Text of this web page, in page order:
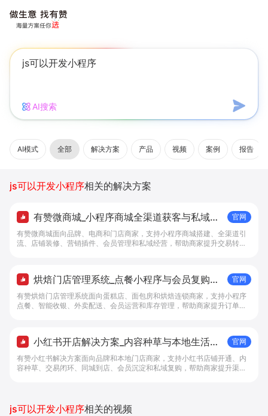
AI搜索
AI模式 全部 解决方案 产品 视频 案例 报告
js可以开发小程序相关的解决方案
有赞微商城_小程序商城全渠道获客与私域复
购工具 - 做生意, 找有赞
官网
有赞微商城面向品牌、电商和门店商家，支持小程序商城搭建、全渠道引
流、店铺装修、营销插件、会员管理和私域经营，帮助商家提升交易转化
烘焙门店管理系统_点餐小程序与会员复购工
具 - 做生意, 找有赞
官网
有赞烘焙门店管理系统面向蛋糕店、面包房和烘焙连锁商家，支持小程序
点餐、智能收银、外卖配送、会员运营和库存管理，帮助商家提升订单转
小红书开店解决方案_内容种草与本地生活转
化工具 - 做生意, 找有赞
官网
有赞小红书解决方案面向品牌和本地门店商家，支持小红书店铺开通、内
容种草、交易闭环、同城到店、会员沉淀和私域复购，帮助商家提升渠道
js可以开发小程序相关的视频